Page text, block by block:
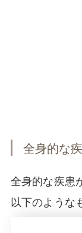
全身的な
全身的な疾患
以下のような